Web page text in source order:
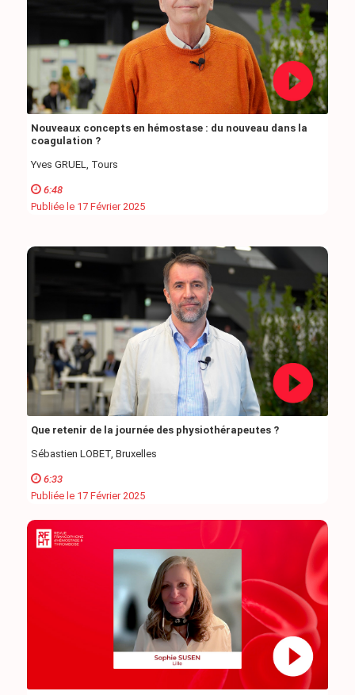
Nouveaux concepts en hémostase : du nouveau dans la
coagulation ?
Yves GRUEL, Tours
6:48
Publiée le 17 Février 2025
Que retenir de la journée des physiothérapeutes ?
Sébastien LOBET, Bruxelles
6:33
Publiée le 17 Février 2025